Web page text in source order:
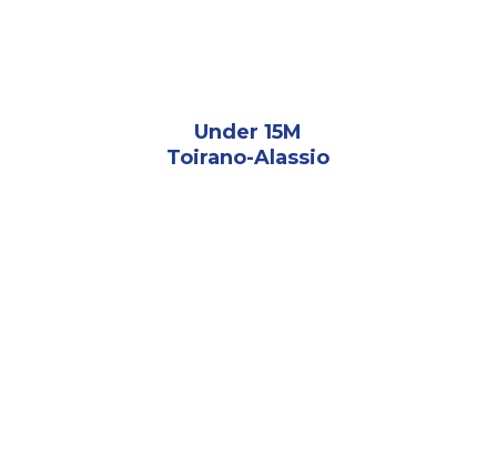
Under 15M
Toirano-Alassio